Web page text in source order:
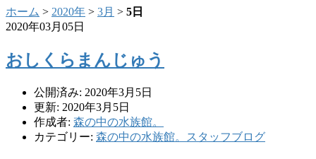
ホーム > 2020年 > 3月 > 5日
2020年03月05日
おしくらまんじゅう
公開済み: 2020年3月5日
更新: 2020年3月5日
作成者: 森の中の水族館。
カテゴリー: 森の中の水族館。スタッフブログ